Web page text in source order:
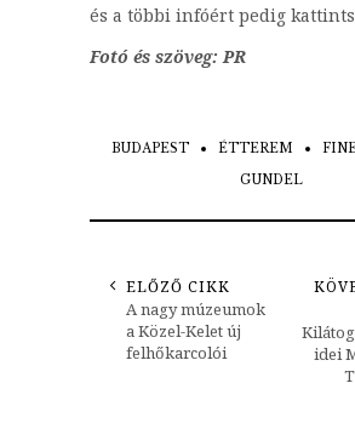
és a többi infóért pedig kattints
Fotó és szöveg: PR
BUDAPEST ÉTTEREM
GUNDEL
ELŐZŐ CIKK
A nagy múzeumok
a Közel-Kelet új
felhőkarcolói
idei